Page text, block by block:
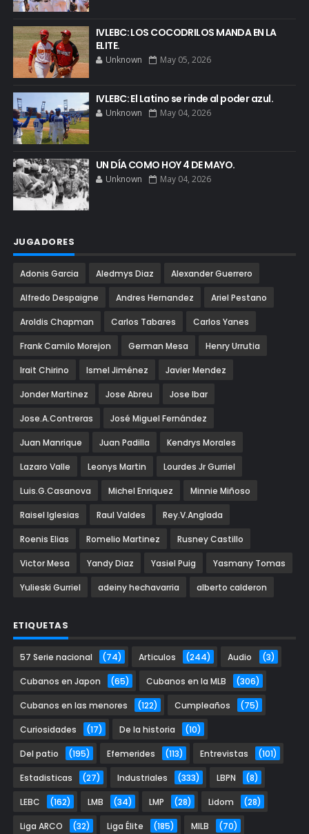
IVLEBC: LOS COCODRILOS MANDA EN LA
ELITE.
Unknown May 05, 2026
IVLEBC: El Latino se rinde al poder azul.
Unknown May 04, 2026
UN DÍA COMO HOY 4 DE MAYO.
Unknown May 04, 2026
JUGADORES
Adonis Garcia Aledmys Diaz Alexander Guerrero
Alfredo Despaigne Andres Hernandez Ariel Pestano
Aroldis Chapman Carlos Tabares Carlos Yanes
Frank Camilo Morejon German Mesa Henry Urrutia
Irait Chirino Ismel Jiménez Javier Mendez
Jonder Martinez Jose Abreu Jose Ibar
Jose.A.Contreras José Miguel Fernández
Juan Manrique Juan Padilla Kendrys Morales
Lazaro Valle Leonys Martin Lourdes Jr Gurriel
Luis.G.Casanova Michel Enriquez Minnie Miñoso
Raisel Iglesias Raul Valdes Rey.V.Anglada
Roenis Elias Romelio Martinez Rusney Castillo
Victor Mesa Yandy Diaz Yasiel Puig Yasmany Tomas
Yulieski Gurriel adeiny hechavarria alberto calderon
ETIQUETAS
57 Serie nacional (74) Articulos (244) Audio (3)
Cubanos en Japon (65) Cubanos en la MLB (306)
Cubanos en las menores (122) Cumpleaños (75)
Curiosidades (17) De la historia (10)
Del patio (195) Efemerides (113) Entrevistas (101)
Estadisticas (27) Industriales (333) LBPN (8)
LEBC (162) LMB (34) LMP (28) Lidom (28)
Liga ARCO (32) Liga Élite (185) MILB (70)